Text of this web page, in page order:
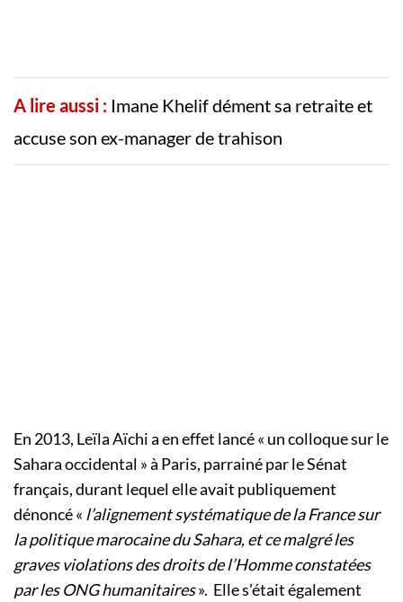
A lire aussi : Imane Khelif dément sa retraite et
accuse son ex-manager de trahison
En 2013, Leïla Aïchi a en effet lancé « un colloque sur le
Sahara occidental » à Paris, parrainé par le Sénat
français, durant lequel elle avait publiquement
dénoncé « l’alignement systématique de la France sur
la politique marocaine du Sahara, et ce malgré les
graves violations des droits de l’Homme constatées
par les ONG humanitaires». Elle s’était également